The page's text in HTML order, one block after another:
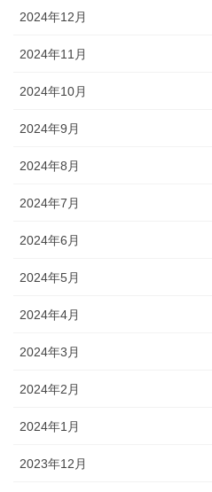
2024年12月
2024年11月
2024年10月
2024年9月
2024年8月
2024年7月
2024年6月
2024年5月
2024年4月
2024年3月
2024年2月
2024年1月
2023年12月